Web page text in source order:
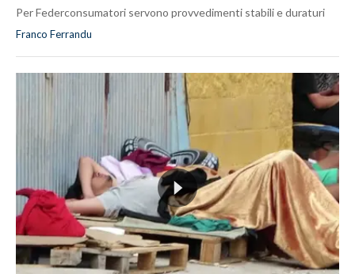
Per Federconsumatori servono provvedimenti stabili e duraturi
Franco Ferrandu